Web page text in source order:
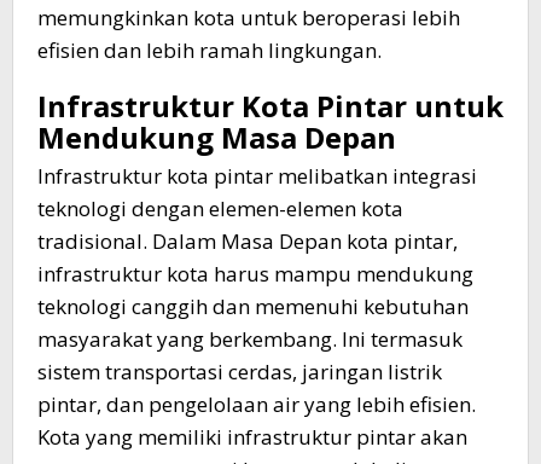
memungkinkan kota untuk beroperasi lebih
efisien dan lebih ramah lingkungan.
Infrastruktur Kota Pintar untuk
Mendukung Masa Depan
Infrastruktur kota pintar melibatkan integrasi
teknologi dengan elemen-elemen kota
tradisional. Dalam Masa Depan kota pintar,
infrastruktur kota harus mampu mendukung
teknologi canggih dan memenuhi kebutuhan
masyarakat yang berkembang. Ini termasuk
sistem transportasi cerdas, jaringan listrik
pintar, dan pengelolaan air yang lebih efisien.
Kota yang memiliki infrastruktur pintar akan